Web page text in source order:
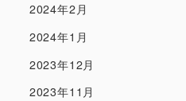
2024年2月
2024年1月
2023年12月
2023年11月